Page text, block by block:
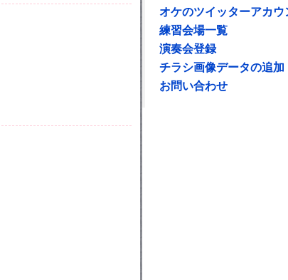
オケのツイッターアカウ
練習会場一覧
演奏会登録
チラシ画像データの追加
お問い合わせ